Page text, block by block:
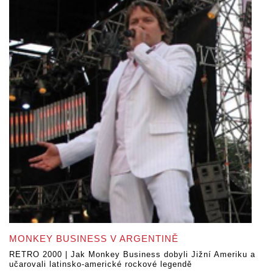
MONKEY BUSINESS V ARGENTINĚ
RETRO 2000 | Jak Monkey Business dobyli Jižní Ameriku a
učarovali latinsko-americké rockové legendě